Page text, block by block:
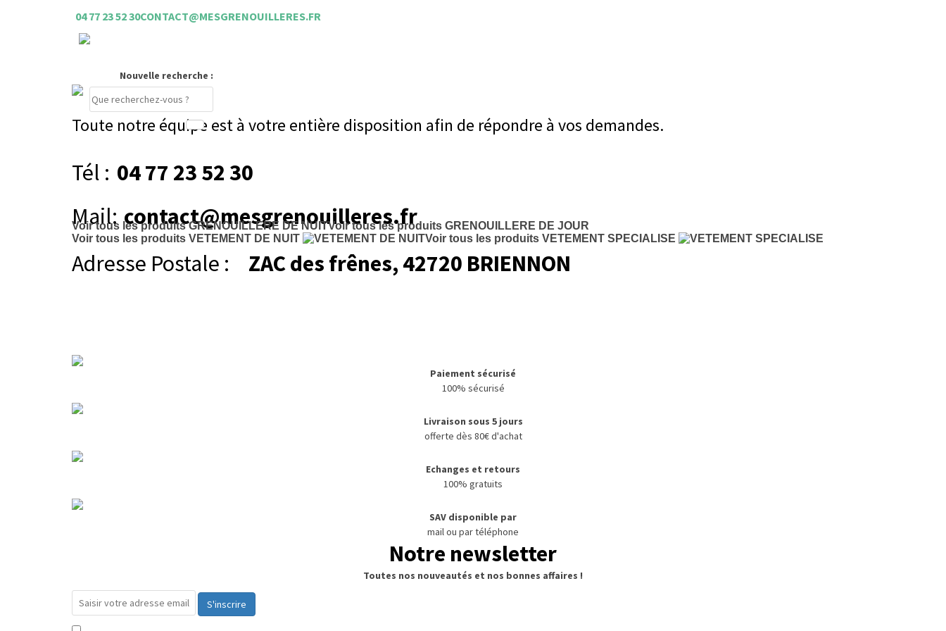
04 77 23 52 30CONTACT@MESGRENOUILLERES.FR
Nouvelle recherche :
Voir tous les produitsGRENOUILLERE DE NUITVoir tous les produits GRENOUILLERE DE JOUR
Voir tous les produits VETEMENT DE NUIT Voir tous les produits VETEMENT SPECIALISE
Toute notre équipe est à votre entière disposition afin de répondre à vos demandes.
Tél : 04 77 23 52 30
Mail: contact@mesgrenouilleres.fr
Adresse Postale :
ZAC des frênes, 42720 BRIENNON
Paiement sécurisé
100% sécurisé
Livraison sous 5 jours
offerte dès 80€ d'achat
Echanges et retours
100% gratuits
SAV disponible par
mail ou par téléphone
Notre newsletter
Toutes nos nouveautés et nos bonnes affaires !
S'inscrire